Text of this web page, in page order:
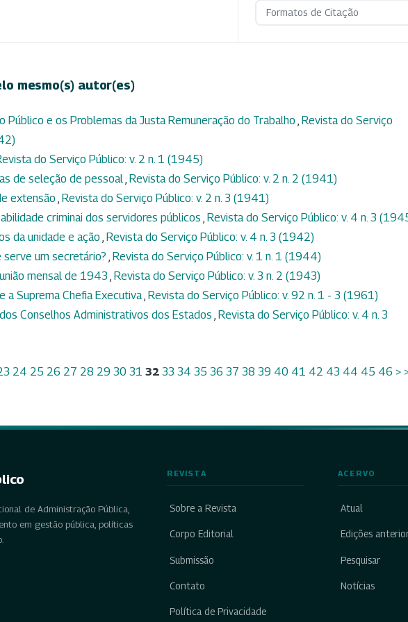
Formatos de Citação
mesmo(s) autor(es)
Público e os Problemas da Justa Remuneração do Trabalho , Revista do Serviço
do Serviço Público: v. 2 n. 1 (1945)
de seleção de pessoal, Revista do Serviço Público: v. 2 n. 2 (1941)
extensão , Revista do Serviço Público: v. 2 n. 3 (1941)
criminai dos servidores públicos , Revista do Serviço Público: v. 4 n. 3
da unidade e ação , Revista do Serviço Público: v. 4 n. 3 (1942)
serve um secretário? , Revista do Serviço Público: v. 1 n. 1 (1944)
mensal de 1943 , Revista do Serviço Público: v. 3 n. 2 (1943)
a Suprema Chefia Executiva, Revista do Serviço Público: v. 92 n. 1 - 3 (1961)
Conselhos Administrativos dos Estados , Revista do Serviço Público: v. 4 n. 3
24 25 26 27 28 29 30 31 32 33 34 35 36 37 38 39 40 41 42 43 44 45 46 >
de Administração Pública,
em gestão pública, políticas
REVISTA
Sobre a Revista
Corpo Editorial
Submissão
Contato
Política de Privacidade
ACERVO
Atual
Edições
Pesquisar
Notícias